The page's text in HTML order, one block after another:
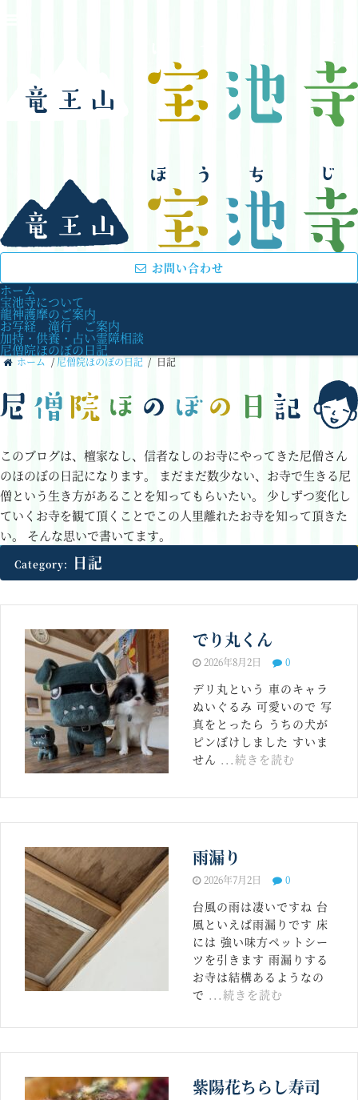
お問い合わせ
ホーム
宝池寺について
龍神護摩のご案内
お写経 滝行 ご案内
加持・供養・占い霊障相談
尼僧院ほのぼの日記
ホーム / 尼僧院ほのぼの日記 / 日記
このブログは、檀家なし、信者なしのお寺にやってきた尼僧さん
のほのぼの日記になります。 まだまだ数少ない、お寺で生きる尼
僧という生き方があることを知ってもらいたい。
少しずつ変化し
ていくお寺を観て頂くことでこの人里離れたお寺を知って頂きた
い。 そんな思いで書いてます。
Category: 日記
でり丸くん
2026年8月2日 0
デリ丸という 車のキャラ
ぬいぐるみ 可愛いので 写
真をとったら うちの犬が
ピンぼけしました すいま
せん ...続きを読む
雨漏り
2026年7月2日 0
台風の雨は凄いですね 台
風といえば雨漏りです 床
には 強い味方ペットシー
ツを引きます 雨漏りする
お寺は結構あるようなの
で ...続きを読む
紫陽花ちらし寿司